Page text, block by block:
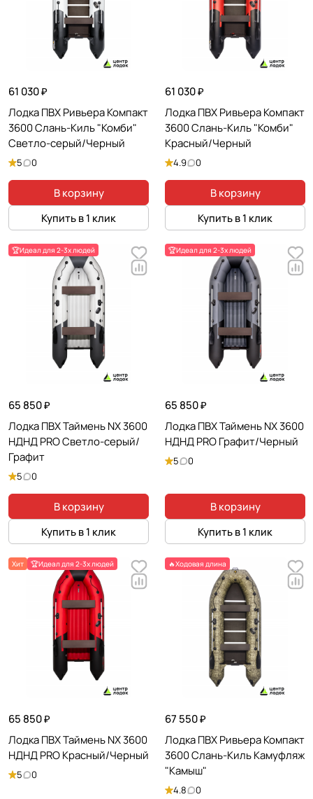
61 030 ₽
Лодка ПВХ Ривьера Компакт
3600 Слань-Киль "Комби"
Светло-серый/Черный
5 0
В корзину
Купить в 1 клик
61 030 ₽
Лодка ПВХ Ривьера Компакт
3600 Слань-Киль "Комби"
Красный/Черный
4.9 0
В корзину
Купить в 1 клик
🏆Идеал для 2-3х людей
65 850 ₽
Лодка ПВХ Таймень NX 3600
НДНД PRO Светло-серый/
Графит
5 0
В корзину
Купить в 1 клик
🏆Идеал для 2-3х людей
65 850 ₽
Лодка ПВХ Таймень NX 3600
НДНД PRO Графит/Черный
5 0
В корзину
Купить в 1 клик
Хит 🏆Идеал для 2-3х людей
65 850 ₽
Лодка ПВХ Таймень NX 3600
НДНД PRO Красный/Черный
5 0
🔥Ходовая длина
67 550 ₽
Лодка ПВХ Ривьера Компакт
3600 Слань-Киль Камуфляж
"Камыш"
4.8 0